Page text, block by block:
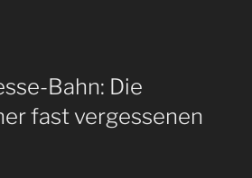
Bahn: Die
fast vergessenen